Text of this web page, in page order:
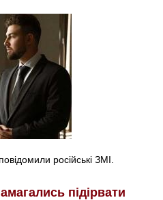
російські ЗМІ.
підірвати